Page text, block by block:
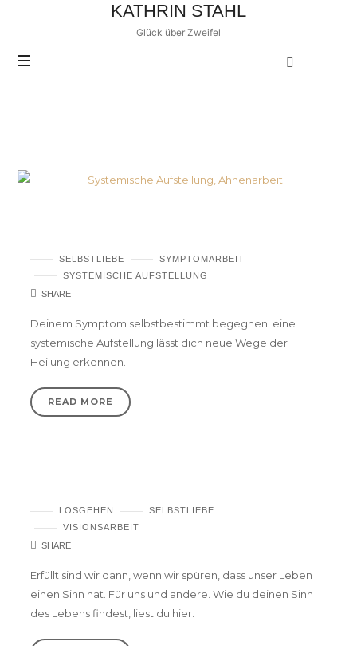
KATHRIN
STAHL
KATHRIN STAHL
Glück über Zweifel
SELBSTLIEBE
SYMPTOMARBEIT
SYSTEMISCHE AUFSTELLUNG
SHARE
Deinem Symptom selbstbestimmt begegnen: eine
systemische Aufstellung lässt dich neue Wege der
Heilung erkennen.
READ MORE
LOSGEHEN
SELBSTLIEBE
VISIONSARBEIT
SHARE
Erfüllt sind wir dann, wenn wir spüren, dass unser Leben
einen Sinn hat. Für uns und andere. Wie du deinen Sinn
des Lebens findest, liest du hier.